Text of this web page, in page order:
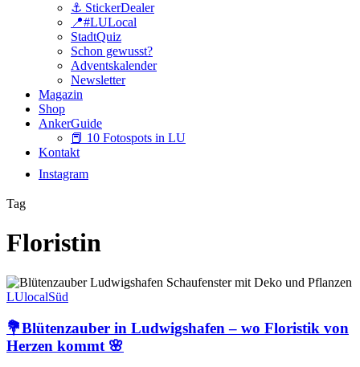
⚓️ StickerDealer
📍#LULocal
StadtQuiz
Schon gewusst?
Adventskalender
Newsletter
Magazin
Shop
AnkerGuide
📕 10 Fotospots in LU
Kontakt
Instagram
Tag
Floristin
💐
Blütenzauber
Ludwigshafen
–
wo
LUlocalSüd
💐Blütenzauber in Ludwigshafen – wo Floristik von
Herzen kommt 🌸